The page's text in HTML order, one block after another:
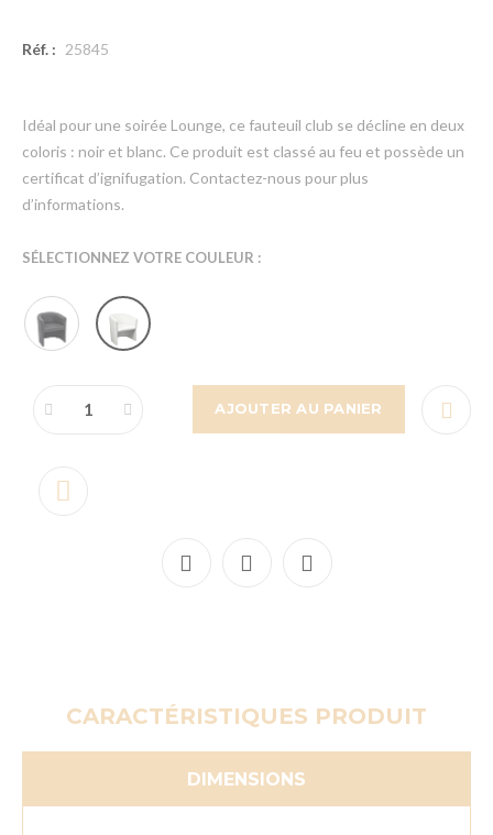
Réf. : 25845
Idéal pour une soirée Lounge, ce fauteuil club se décline en deux
coloris : noir et blanc. Ce produit est classé au feu et possède un
certificat d’ignifugation. Contactez-nous pour plus
d’informations.
SÉLECTIONNEZ VOTRE COULEUR :
AJOUTER AU PANIER
CARACTÉRISTIQUES PRODUIT
DIMENSIONS